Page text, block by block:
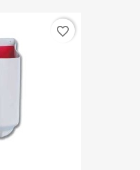
favorite_border